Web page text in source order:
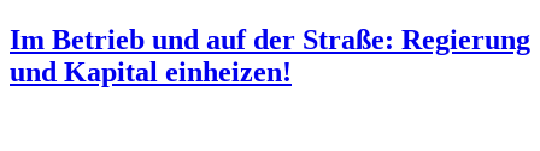
Im Betrieb und auf der Straße: Regierung
und Kapital einheizen!